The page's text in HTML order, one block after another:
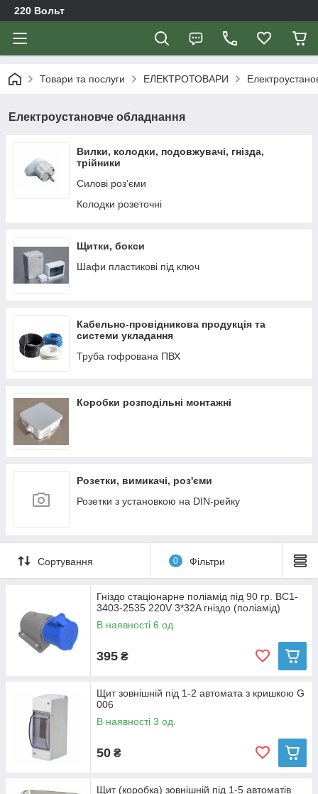
220 Вольт
Товари та послуги ЕЛЕКТРОТОВАРИ
Електроустановче обладнання
Вилки, колодки, подовжувачі, гнізда,
трійники
Силові роз’єми
Колодки розеточні
Щитки, бокси
Шафи пластикові під ключ
Кабельно-провідникова продукція та
системи укладання
Труба гофрована ПВХ
Коробки розподільні монтажні
Розетки, вимикачі, роз'єми
Розетки з установкою на DIN-рейку
Сортування 0 Фільтри
Гніздо стаціонарне поліамід під 90 гр. BC1-
3403-2535 220V 3*32A гніздо (поліамід)
В наявності 6 од.
395 ₴
Щит зовнішній під 1-2 автомата з кришкою G
006
В наявності 3 од.
50 ₴
Щит (коробка) зовнішній під 1-5 автоматів